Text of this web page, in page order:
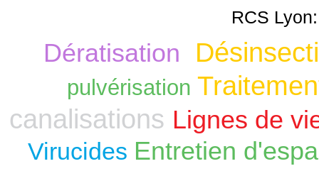
RCS
Dératisation
pulvérisation
canalisations Lignes de
Virucides Entretien